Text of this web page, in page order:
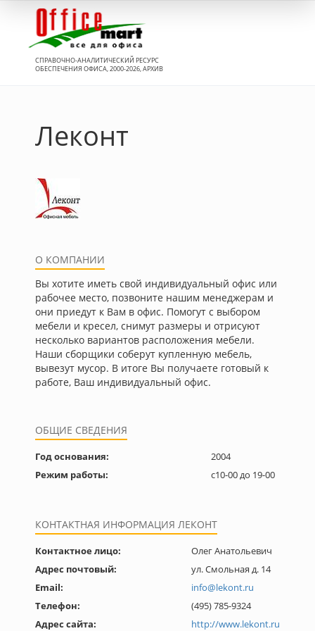
СПРАВОЧНО-АНАЛИТИЧЕСКИЙ РЕСУРС
ОБЕСПЕЧЕНИЯ ОФИСА, 2000-2026, АРХИВ
Леконт
О КОМПАНИИ
Вы хотите иметь свой индивидуальный офис или
рабочее место, позвоните нашим менеджерам и
они приедут к Вам в офис. Помогут с выбором
мебели и кресел, снимут размеры и отрисуют
несколько вариантов расположения мебели.
Наши сборщики соберут купленную мебель,
вывезут мусор. В итоге Вы получаете готовый к
работе, Ваш индивидуальный офис.
ОБЩИЕ СВЕДЕНИЯ
Год основания:
2004
Режим работы:
c10-00 до 19-00
КОНТАКТНАЯ ИНФОРМАЦИЯ ЛЕКОНТ
Контактное лицо:
Олег Анатольевич
Адрес почтовый:
ул. Смольная д. 14
Email:
info@lekont.ru
Телефон:
(495) 785-9324
Адрес сайта:
http://www.lekont.ru